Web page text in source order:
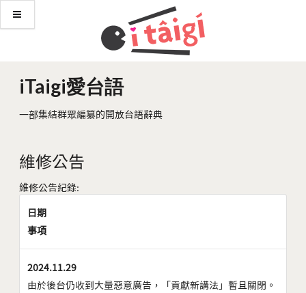
iTaigi愛台語
一部集結群眾編纂的開放台語辭典
維修公告
維修公告紀錄:
日期
事項
2024.11.29
由於後台仍收到大量惡意廣告，「貢獻新講法」暫且關閉。